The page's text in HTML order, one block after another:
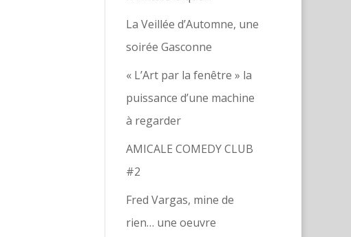
La Veillée d’Automne, une
soirée Gasconne
« L’Art par la fenêtre » la
puissance d’une machine
à regarder
AMICALE COMEDY CLUB
#2
Fred Vargas, mine de
rien… une oeuvre